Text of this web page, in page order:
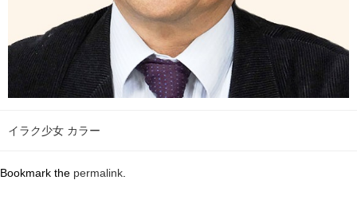
イラク少女 カラー
Bookmark the permalink